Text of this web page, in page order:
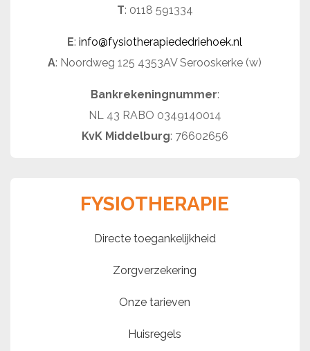
T: 0118 591334
E: info@fysiotherapiededriehoek.nl
A: Noordweg 125 4353AV Serooskerke (w)
Bankrekeningnummer:
NL 43 RABO 0349140014
KvK Middelburg: 76602656
FYSIOTHERAPIE
Directe toegankelijkheid
Zorgverzekering
Onze tarieven
Huisregels